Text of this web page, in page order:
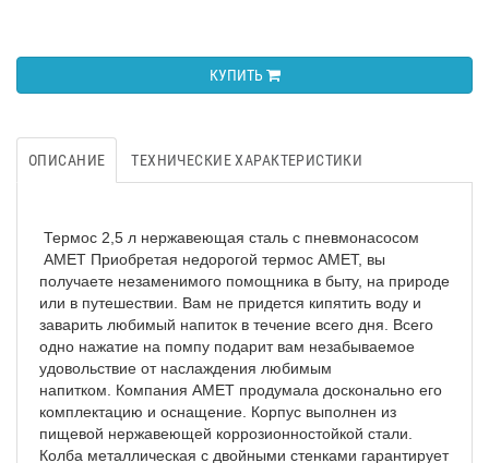
КУПИТЬ
ОПИСАНИЕ ТЕХНИЧЕСКИЕ ХАРАКТЕРИСТИКИ
Термос 2,5 л нержавеющая сталь с пневмонасосом
АМЕТ Приобретая недорогой термос АМЕТ, вы
получаете незаменимого помощника в быту, на природе
или в путешествии. Вам не придется кипятить воду и
заварить любимый напиток в течение всего дня. Всего
одно нажатие на помпу подарит вам незабываемое
удовольствие от наслаждения любимым
напитком. Компания АМЕТ продумала досконально его
комплектацию и оснащение. Корпус выполнен из
пищевой нержавеющей коррозионностойкой стали.
Колба металлическая с двойными стенками гарантирует